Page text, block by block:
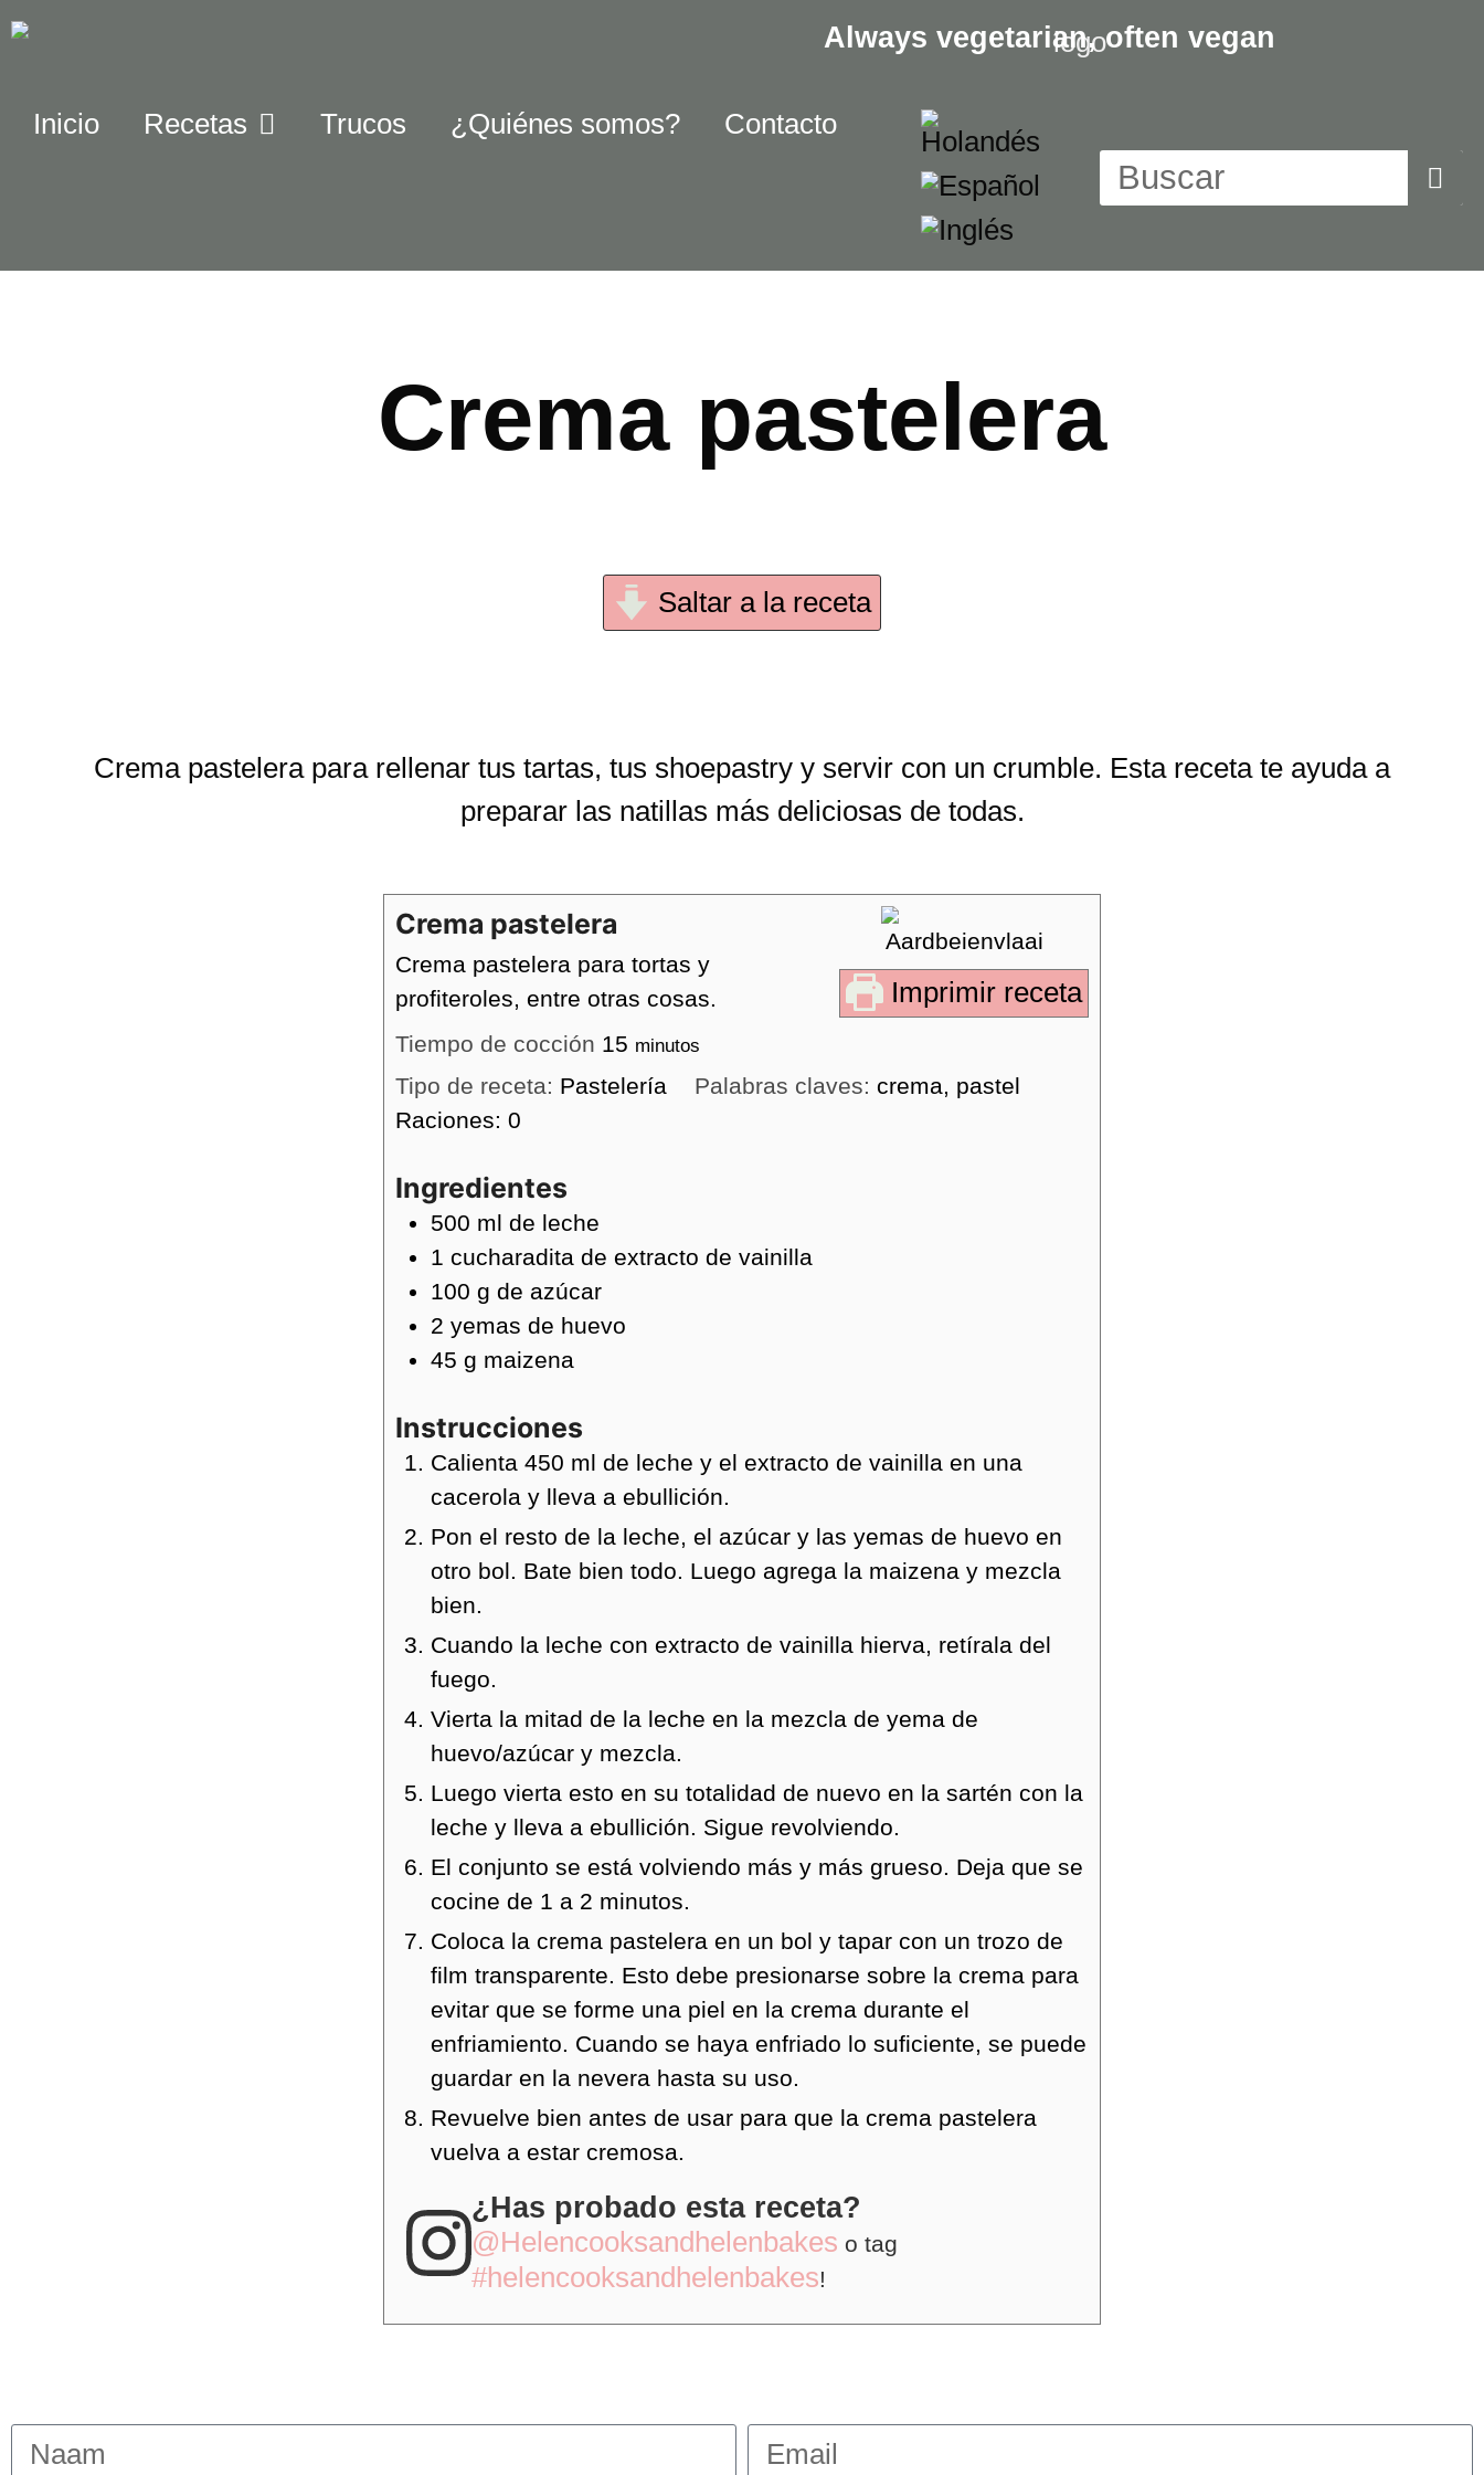
Always vegetarian, often vegan
Inicio Recetas Trucos ¿Quiénes somos? Contacto
Crema pastelera
Saltar a la receta
Crema pastelera para rellenar tus tartas, tus shoepastry y servir con un crumble. Esta receta te ayuda a
preparar las natillas más deliciosas de todas.
Imprimir receta
Crema pastelera
Crema pastelera para tortas y
profiteroles, entre otras cosas.
Tiempo de cocción 15 minutos
Tipo de receta: Pastelería Palabras claves: crema, pastel
Raciones: 0
Ingredientes
500 ml de leche
1 cucharadita de extracto de vainilla
100 g de azúcar
2 yemas de huevo
45 g maizena
Instrucciones
Calienta 450 ml de leche y el extracto de vainilla en una
cacerola y lleva a ebullición.
Pon el resto de la leche, el azúcar y las yemas de huevo en
otro bol. Bate bien todo. Luego agrega la maizena y mezcla
bien.
Cuando la leche con extracto de vainilla hierva, retírala del
fuego.
Vierta la mitad de la leche en la mezcla de yema de
huevo/azúcar y mezcla.
Luego vierta esto en su totalidad de nuevo en la sartén con la
leche y lleva a ebullición. Sigue revolviendo.
El conjunto se está volviendo más y más grueso. Deja que se
cocine de 1 a 2 minutos.
Coloca la crema pastelera en un bol y tapar con un trozo de
film transparente. Esto debe presionarse sobre la crema para
evitar que se forme una piel en la crema durante el
enfriamiento. Cuando se haya enfriado lo suficiente, se puede
guardar en la nevera hasta su uso.
Revuelve bien antes de usar para que la crema pastelera
vuelva a estar cremosa.
¿Has probado esta receta?
@Helencooksandhelenbakes o tag
#helencooksandhelenbakes!